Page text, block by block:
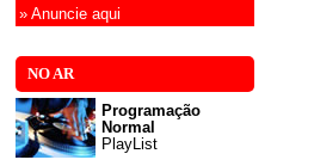
» Anuncie aqui
NO AR
Programação
Normal
PlayList